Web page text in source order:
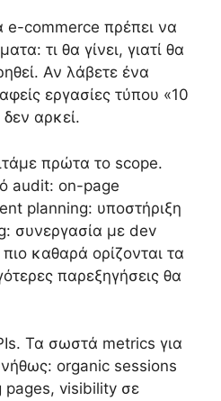
e-commerce πρέπει να
τι θα γίνει, γιατί θα
Αν λάβετε ένα
εργασίες τύπου «10
αρκεί.
πρώτα το scope.
audit: on-page
planning: υποστήριξη
συνεργασία με dev
καθαρά ορίζονται τα
παρεξηγήσεις θα
Τα σωστά metrics για
organic sessions
pages, visibility σε